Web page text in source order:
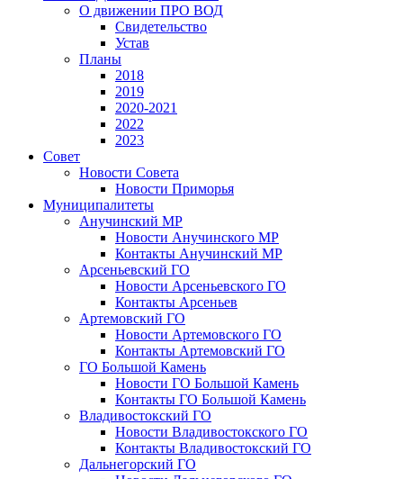
О движении ПРО ВОД
Свидетельство
Устав
Планы
2018
2019
2020-2021
2022
2023
Совет
Новости Совета
Новости Приморья
Муниципалитеты
Анучинский МР
Новости Анучинского МР
Контакты Анучинский МР
Арсеньевский ГО
Новости Арсеньевского ГО
Контакты Арсеньев
Артемовский ГО
Новости Артемовского ГО
Контакты Артемовский ГО
ГО Большой Камень
Новости ГО Большой Камень
Контакты ГО Большой Камень
Владивостокский ГО
Новости Владивостокского ГО
Контакты Владивостокский ГО
Дальнегорский ГО